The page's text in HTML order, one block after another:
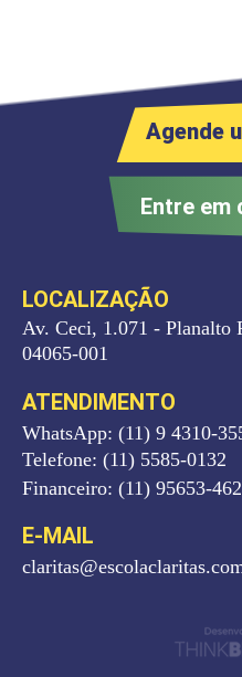
Agende
Entre em
LOCALIZAÇÃO
Av. Ceci, 1.071 - Planalto
04065-001
ATENDIMENTO
WhatsApp: (11) 9 4310-
Telefone: (11) 5585-0132
Financeiro: (11) 95653-
E-MAIL